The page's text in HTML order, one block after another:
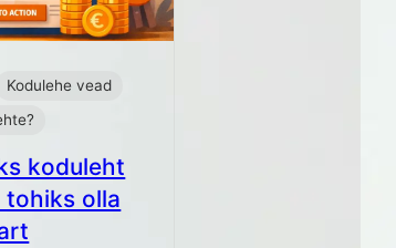
Kodulehe vead
koduleht
olla